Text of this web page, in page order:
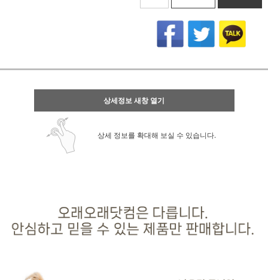
상세정보 새창 열기
상세 정보를 확대해 보실 수 있습니다.